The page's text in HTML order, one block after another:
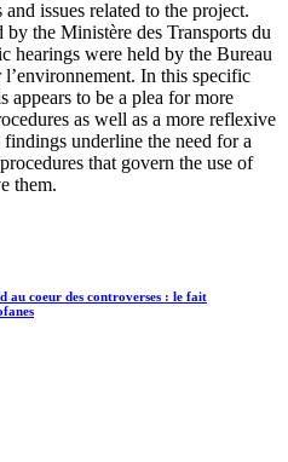
issues related to the project.
by the Ministère des Transports du
hearings were held by the Bureau
l’environnement. In this specific
appears to be a plea for more
as well as a more reflexive
underline the need for a
that govern the use of
them.
au coeur des controverses : le fait